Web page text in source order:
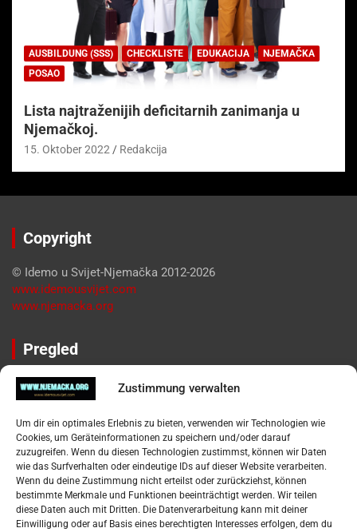
Zustimmung verwalten
Um dir ein optimales Erlebnis zu bieten, verwenden wir Technologien wie
Cookies, um Geräteinformationen zu speichern und/oder darauf
zuzugreifen. Wenn du diesen Technologien zustimmst, können wir Daten
wie das Surfverhalten oder eindeutige IDs auf dieser Website verarbeiten.
Wenn du deine Zustimmung nicht erteilst oder zurückziehst, können
bestimmte Merkmale und Funktionen beeinträchtigt werden. Wir teilen
diese Daten auch mit Dritten. Die Datenverarbeitung kann mit deiner
Einwilligung oder auf Basis eines berechtigten Interesses erfolgen, dem du
AUSBILDUNG (SSS) CHECKLISTE EDUKACIJA
NJEMAČKA
POSAO
Lista najtraženijih deficitarnih zanimanja u
Njemačkoj.
15. Oktober 2022 Redakcija
Copyright
© Idemo u Svijet-Njemačka 2012-2026
www.idemousvijet.com
www.njemacka.org
Pregled
Impressum
Datenschutzerklärung
Widerufsbelehrung
Oglašavanje / Postavite svoj oglas
Tko je “Idemo u Svijet – Njemačka?
Pretražite stranicu: